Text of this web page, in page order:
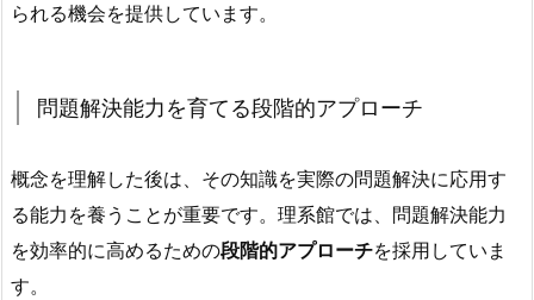
られる機会を提供しています。
問題解決能力を育てる段階的アプローチ
概念を理解した後は、その知識を実際の問題解決に応用す
る能力を養うことが重要です。理系館では、問題解決能力
を効率的に高めるための段階的アプローチを採用していま
す。